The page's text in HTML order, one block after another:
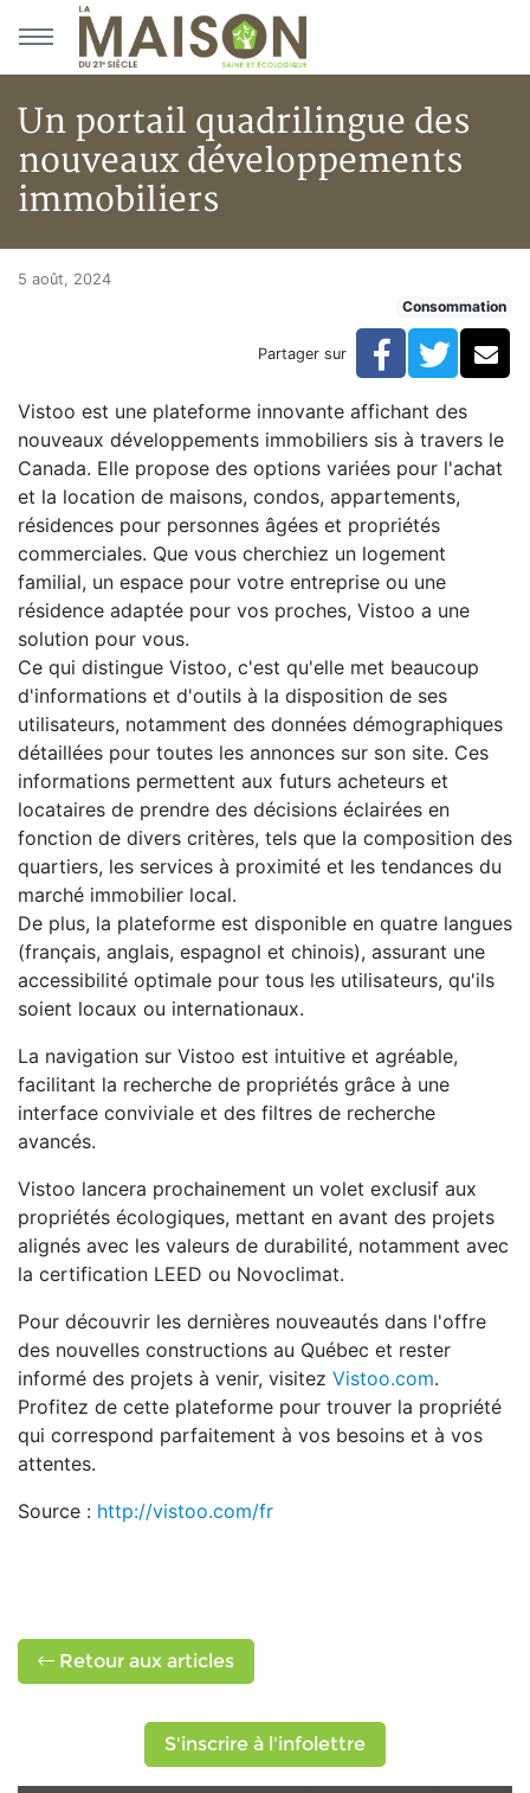
Aller au menu principal
Aller au contenu principal
Un portail quadrilingue des
nouveaux développements
immobiliers
Accueil
Un portail quadrilingue des nouveaux
Un portail quadrilingue des
5 août, 2024
Consommation
Partager sur Facebook
Vistoo est une plateforme innovante affichant des
nouveaux développements immobiliers sis à travers le
Canada. Elle propose des options variées pour l'achat
et la location de maisons, condos, appartements,
résidences pour personnes âgées et propriétés
commerciales. Que vous cherchiez un logement
familial, un espace pour votre entreprise ou une
résidence adaptée pour vos proches, Vistoo a une
solution pour vous.
Ce qui distingue Vistoo, c'est qu'elle met beaucoup
d'informations et d'outils à la disposition de ses
utilisateurs, notamment des données démographiques
détaillées pour toutes les annonces sur son site. Ces
informations permettent aux futurs acheteurs et
locataires de prendre des décisions éclairées en
fonction de divers critères, tels que la composition des
quartiers, les services à proximité et les tendances du
marché immobilier local.
De plus, la plateforme est disponible en quatre langues
(français, anglais, espagnol et chinois), assurant une
accessibilité optimale pour tous les utilisateurs, qu'ils
soient locaux ou internationaux.
La navigation sur Vistoo est intuitive et agréable,
facilitant la recherche de propriétés grâce à une
interface conviviale et des filtres de recherche
avancés.
Vistoo lancera prochainement un volet exclusif aux
propriétés écologiques, mettant en avant des projets
alignés avec les valeurs de durabilité, notamment avec
la certification LEED ou Novoclimat.
Pour découvrir les dernières nouveautés dans l'offre
des nouvelles constructions au Québec et rester
informé des projets à venir, visitez Vistoo.com.
Profitez de cette plateforme pour trouver la propriété
qui correspond parfaitement à vos besoins et à vos
attentes.
Source : http://vistoo.com/fr
Retour aux articles
S'inscrire à l'infolettre